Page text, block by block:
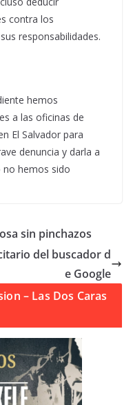
contra los
responsabilidades.
hemos
a las oficinas de
El Salvador para
denuncia y darla a
hemos sido
sin pinchazos
del buscador d
e Google
– Las Dos Caras